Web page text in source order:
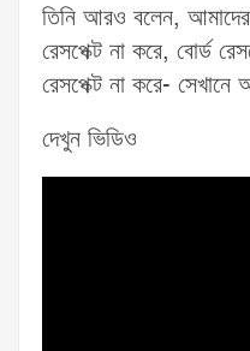
তিনি আরও বলেন,
রেসপেক্ট না করে, বোর্ড
রেসপেক্ট না করে-
দেখুন ভিডিও